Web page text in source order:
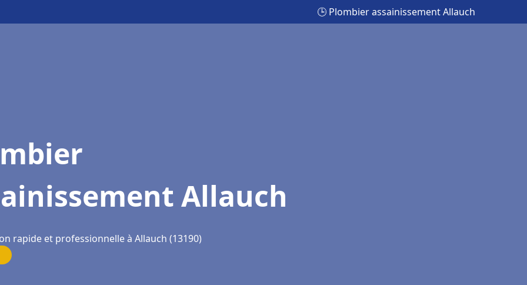
🕒 Plombier assainissement Allauch
Allauch
rapide et professionnelle à Allauch (13190)